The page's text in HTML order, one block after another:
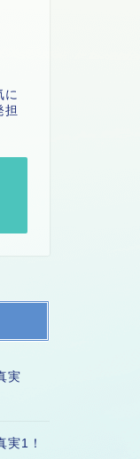
に
担
実
実1！